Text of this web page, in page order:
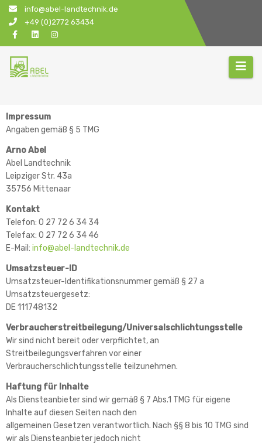
Zum
Inhalt
springen
info@abel-landtechnik.de
+49 (0)2772 63434
Impressum
Angaben gemäß § 5 TMG
Arno Abel
Abel Landtechnik
Leipziger Str. 43a
35756 Mittenaar
Kontakt
Telefon: 0 27 72 6 34 34
Telefax: 0 27 72 6 34 46
E-Mail: info@abel-landtechnik.de
Umsatzsteuer-ID
Umsatzsteuer-Identifikationsnummer gemäß § 27 a
Umsatzsteuergesetz:
DE 111748132
Verbraucherstreitbeilegung/Universalschlichtungsstelle
Wir sind nicht bereit oder verpflichtet, an
Streitbeilegungsverfahren vor einer
Verbraucherschlichtungsstelle teilzunehmen.
Haftung für Inhalte
Als Diensteanbieter sind wir gemäß § 7 Abs.1 TMG für eigene
Inhalte auf diesen Seiten nach den
allgemeinen Gesetzen verantwortlich. Nach §§ 8 bis 10 TMG sind
wir als Diensteanbieter jedoch nicht